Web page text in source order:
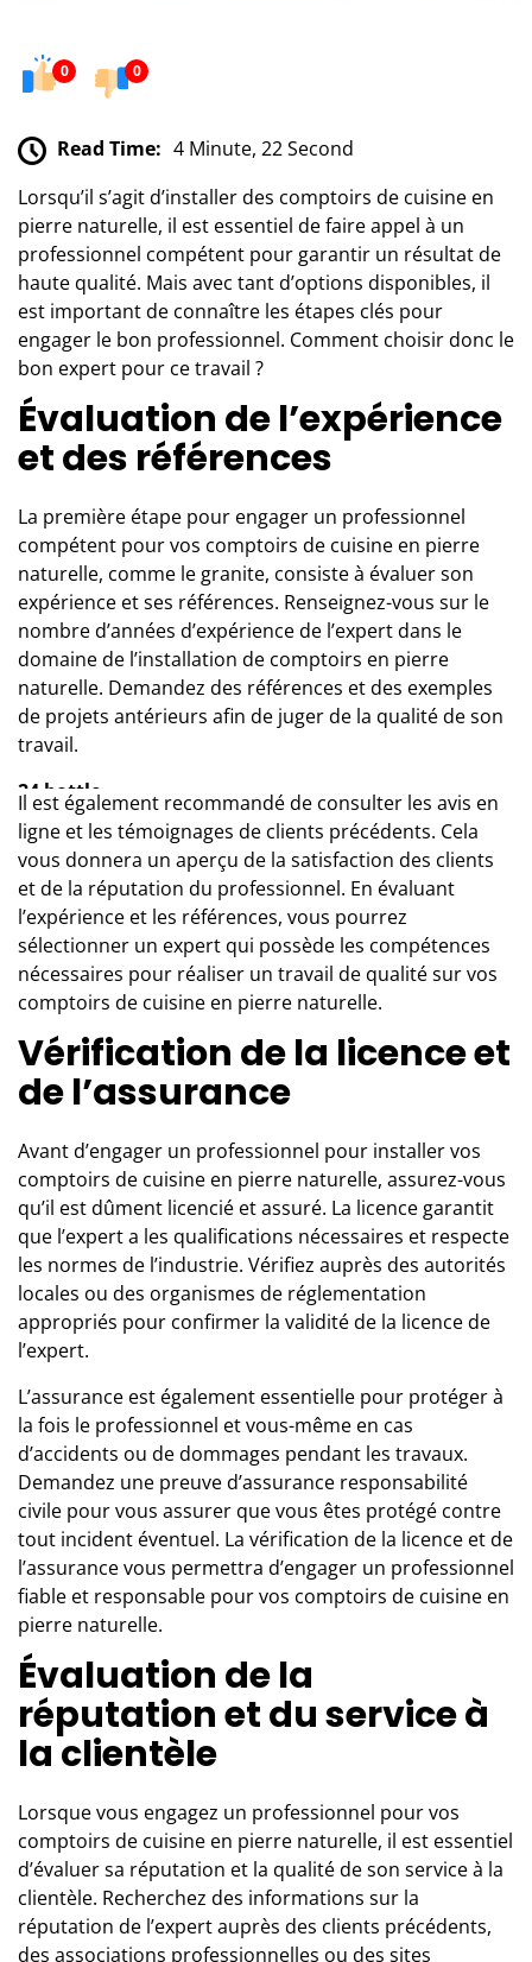
0 0
Read Time: 4 Minute, 22 Second
Lorsqu’il s’agit d’installer des comptoirs de cuisine en
pierre naturelle, il est essentiel de faire appel à un
professionnel compétent pour garantir un résultat de
haute qualité. Mais avec tant d’options disponibles, il
est important de connaître les étapes clés pour
engager le bon professionnel. Comment choisir donc le
bon expert pour ce travail ?
Évaluation de l’expérience
et des références
La première étape pour engager un professionnel
compétent pour vos comptoirs de cuisine en pierre
naturelle, comme le granite, consiste à évaluer son
expérience et ses références. Renseignez-vous sur le
nombre d’années d’expérience de l’expert dans le
domaine de l’installation de comptoirs en pierre
naturelle. Demandez des références et des exemples
de projets antérieurs afin de juger de la qualité de son
travail.
24 bottle
24 bottles clima
24bottles
scarpe ovyè
custom ohio state jersey
borse y not al 70 di sconto zalando
outlet geox spaccio online
24 bottles clima
custom ohio state jersey
24 bottles clima
deuce vaughn jersey
mandarina duck outlet
borse y not scontate
borse y not al 70 di sconto zalando
Il est également recommandé de consulter les avis en
ligne et les témoignages de clients précédents. Cela
vous donnera un aperçu de la satisfaction des clients
et de la réputation du professionnel. En évaluant
l’expérience et les références, vous pourrez
sélectionner un expert qui possède les compétences
nécessaires pour réaliser un travail de qualité sur vos
comptoirs de cuisine en pierre naturelle.
Vérification de la licence et
de l’assurance
Avant d’engager un professionnel pour installer vos
comptoirs de cuisine en pierre naturelle, assurez-vous
qu’il est dûment licencié et assuré. La licence garantit
que l’expert a les qualifications nécessaires et respecte
les normes de l’industrie. Vérifiez auprès des autorités
locales ou des organismes de réglementation
appropriés pour confirmer la validité de la licence de
l’expert.
L’assurance est également essentielle pour protéger à
la fois le professionnel et vous-même en cas
d’accidents ou de dommages pendant les travaux.
Demandez une preuve d’assurance responsabilité
civile pour vous assurer que vous êtes protégé contre
tout incident éventuel. La vérification de la licence et de
l’assurance vous permettra d’engager un professionnel
fiable et responsable pour vos comptoirs de cuisine en
pierre naturelle.
Évaluation de la
réputation et du service à
la clientèle
Lorsque vous engagez un professionnel pour vos
comptoirs de cuisine en pierre naturelle, il est essentiel
d’évaluer sa réputation et la qualité de son service à la
clientèle. Recherchez des informations sur la
réputation de l’expert auprès des clients précédents,
des associations professionnelles ou des sites